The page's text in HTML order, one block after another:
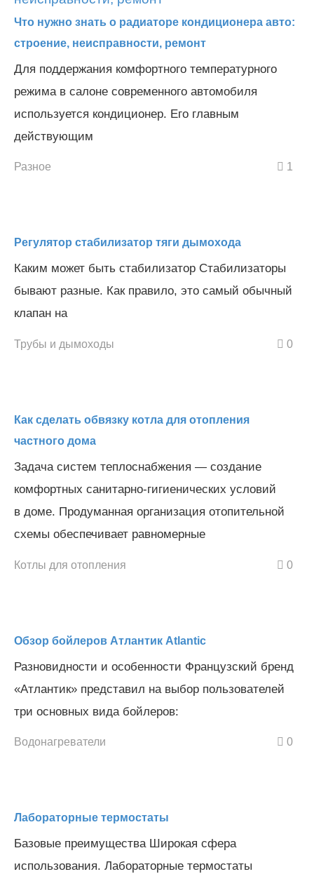
Что нужно знать о радиаторе кондиционера авто:
строение, неисправности, ремонт
Для поддержания комфортного температурного
режима в салоне современного автомобиля
используется кондиционер. Его главным
действующим
Разное 1
Регулятор стабилизатор тяги дымохода
Каким может быть стабилизатор Стабилизаторы
бывают разные. Как правило, это самый обычный
клапан на
Трубы и дымоходы 0
Как сделать обвязку котла для отопления
частного дома
Задача систем теплоснабжения — создание
комфортных санитарно-гигиенических условий
в доме. Продуманная организация отопительной
схемы обеспечивает равномерные
Котлы для отопления 0
Обзор бойлеров Атлантик Atlantic
Разновидности и особенности Французский бренд
«Атлантик» представил на выбор пользователей
три основных вида бойлеров:
Водонагреватели 0
Лабораторные термостаты
Базовые преимущества Широкая сфера
использования. Лабораторные термостаты